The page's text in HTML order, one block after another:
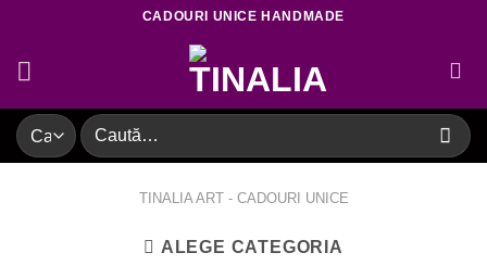
content
CADOURI UNICE HANDMADE
Caută
după:
TINALIA ART - CADOURI UNICE
ALEGE CATEGORIA